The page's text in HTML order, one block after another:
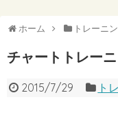
ホーム トレーニ
チャートトレー
2015/7/29 ト